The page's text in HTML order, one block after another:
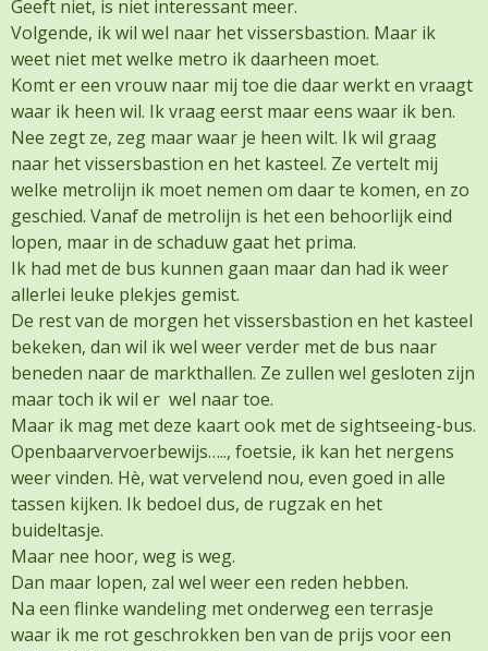
Geeft niet, is niet interessant meer.
Volgende, ik wil wel naar het vissersbastion. Maar ik
weet niet met welke metro ik daarheen moet.
Komt er een vrouw naar mij toe die daar werkt en vraagt
waar ik heen wil. Ik vraag eerst maar eens waar ik ben.
Nee zegt ze, zeg maar waar je heen wilt. Ik wil graag
naar het vissersbastion en het kasteel. Ze vertelt mij
welke metrolijn ik moet nemen om daar te komen, en zo
geschied. Vanaf de metrolijn is het een behoorlijk eind
lopen, maar in de schaduw gaat het prima.
Ik had met de bus kunnen gaan maar dan had ik weer
allerlei leuke plekjes gemist.
De rest van de morgen het vissersbastion en het kasteel
bekeken, dan wil ik wel weer verder met de bus naar
beneden naar de markthallen. Ze zullen wel gesloten zijn
maar toch ik wil er wel naar toe.
Maar ik mag met deze kaart ook met de sightseeing-bus.
Openbaarvervoerbewijs….., foetsie, ik kan het nergens
weer vinden. Hè, wat vervelend nou, even goed in alle
tassen kijken. Ik bedoel dus, de rugzak en het
buideltasje.
Maar nee hoor, weg is weg.
Dan maar lopen, zal wel weer een reden hebben.
Na een flinke wandeling met onderweg een terrasje
waar ik me rot geschrokken ben van de prijs voor een